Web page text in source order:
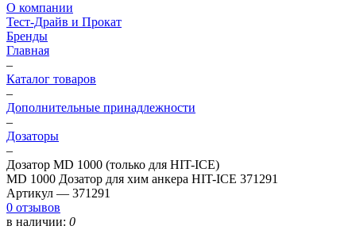
О компании
Тест-Драйв и Прокат
Бренды
Главная
–
Каталог товаров
–
Дополнительные принадлежности
–
Дозаторы
–
Дозатор MD 1000 (только для HIT-ICE)
MD 1000 Дозатор для хим анкера HIT-ICE 371291
Артикул — 371291
0 отзывов
в наличии: 0